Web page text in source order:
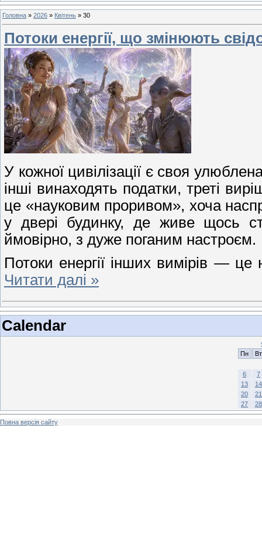
Головна » 2026 » Квітень » 30
Потоки енергії, що змінюють
У кожної цивілізації є своя
інші винаходять податки, треті
це «науковим проривом», хоча
у двері будинку, де живе щось
ймовірно, з дуже поганим настроєм.
Потоки енергії інших вимірів — це
Читати далі »
Calendar
Пн
Вт
6
7
13
14
20
21
27
28
Повна версія сайту